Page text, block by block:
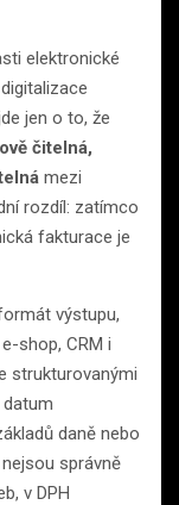
elektronické
jen o to, že
čitelná,
mezi
rozdíl: zatímco
fakturace je
výstupu,
shop, CRM i
strukturovanými
datum
daně nebo
správně
v DPH